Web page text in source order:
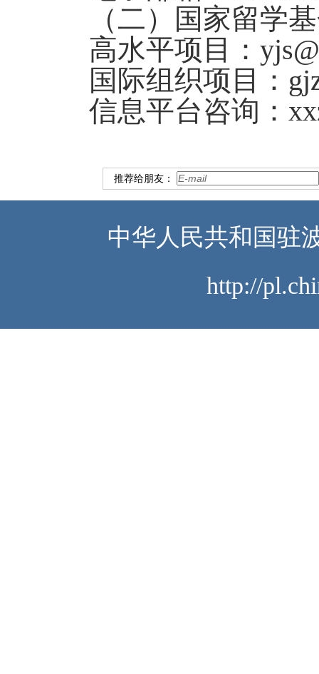
（二）国家留学基
高水平项目：
国际组织项目：
信息平台咨询：
推荐给朋友：
中华人民共和国驻
http://